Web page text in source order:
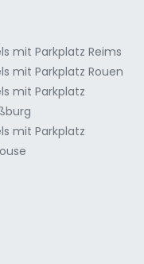
mit Parkplatz Reims
mit Parkplatz Rouen
mit Parkplatz
mit Parkplatz